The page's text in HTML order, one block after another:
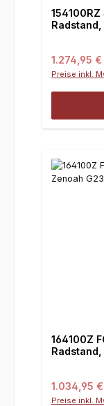
Regulärer
1.274,95 €
Preise inkl.
164100Z
Regulärer
1.034,95 €
Preise inkl.